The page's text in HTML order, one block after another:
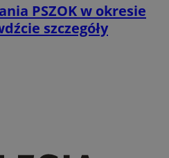
PSZOK w okresie
szczegóły
umożliwiają korzystanie z podstawowych
takich jak logowanie użytkownika i
niezbędnych plików cookie nie można